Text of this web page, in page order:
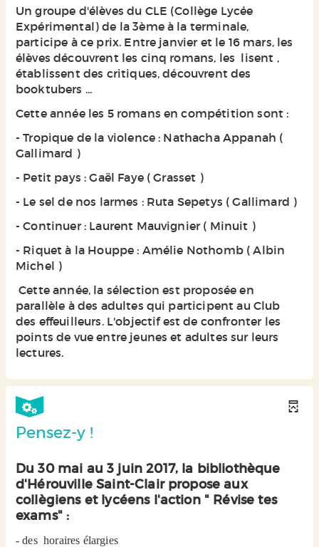
Un groupe d'élèves du CLE (Collège Lycée
Expérimental) de la 3ème à la terminale,
participe à ce prix. Entre janvier et le 16 mars, les
élèves découvrent les cinq romans, les lisent ,
établissent des critiques, découvrent des
booktubers ...
Cette année les 5 romans en compétition sont :
- Tropique de la violence : Nathacha Appanah (
Gallimard )
- Petit pays : Gaël Faye ( Grasset )
- Le sel de nos larmes : Ruta Sepetys ( Gallimard )
- Continuer : Laurent Mauvignier ( Minuit )
- Riquet à la Houppe : Amélie Nothomb ( Albin
Michel )
Cette année, la sélection est proposée en
parallèle à des adultes qui participent au Club
des effeuilleurs. L'objectif est de confronter les
points de vue entre jeunes et adultes sur leurs
lectures.
Pensez-y !
Du 30 mai au 3 juin 2017, la bibliothèque
d'Hérouville Saint-Clair propose aux
collègiens et lycéens l'action " Révise tes
exams" :
- des horaires élargies